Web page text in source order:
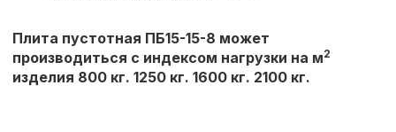
Плита пустотная ПБ15-15-8 может
производиться с индексом нагрузки на м2
изделия 800 кг. 1250 кг. 1600 кг. 2100 кг.